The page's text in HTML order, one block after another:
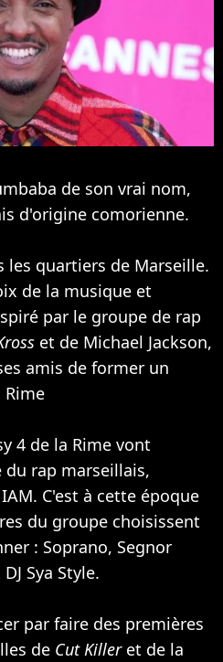
de son vrai nom,
d'origine comorienne.
les quartiers de Marseille.
de la musique et
par le groupe de rap
et de Michael Jackson,
amis de former un
Rime
4 de la Rime vont
du rap marseillais,
IAM. C'est à cette époque
du groupe choisissent
: Soprano, Segnor
Sya Style.
par faire des premières
de Cut Killeret de la